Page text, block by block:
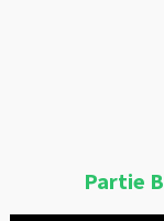
Partie B